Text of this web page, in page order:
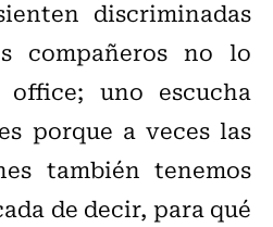
discriminadas
compañeros no lo
uno escucha
porque a veces las
también tenemos
de decir, para qué